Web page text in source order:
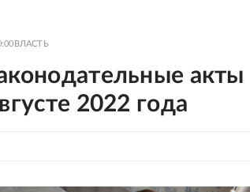
ВЛАСТЬ
акты
2022 года